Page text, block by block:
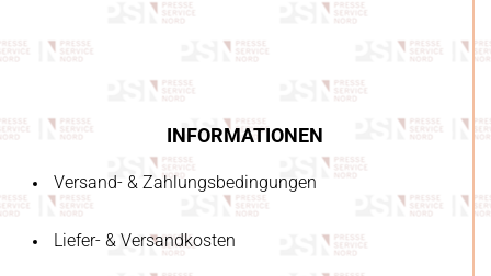
INFORMATIONEN
Versand- & Zahlungsbedingungen
Liefer- & Versandkosten